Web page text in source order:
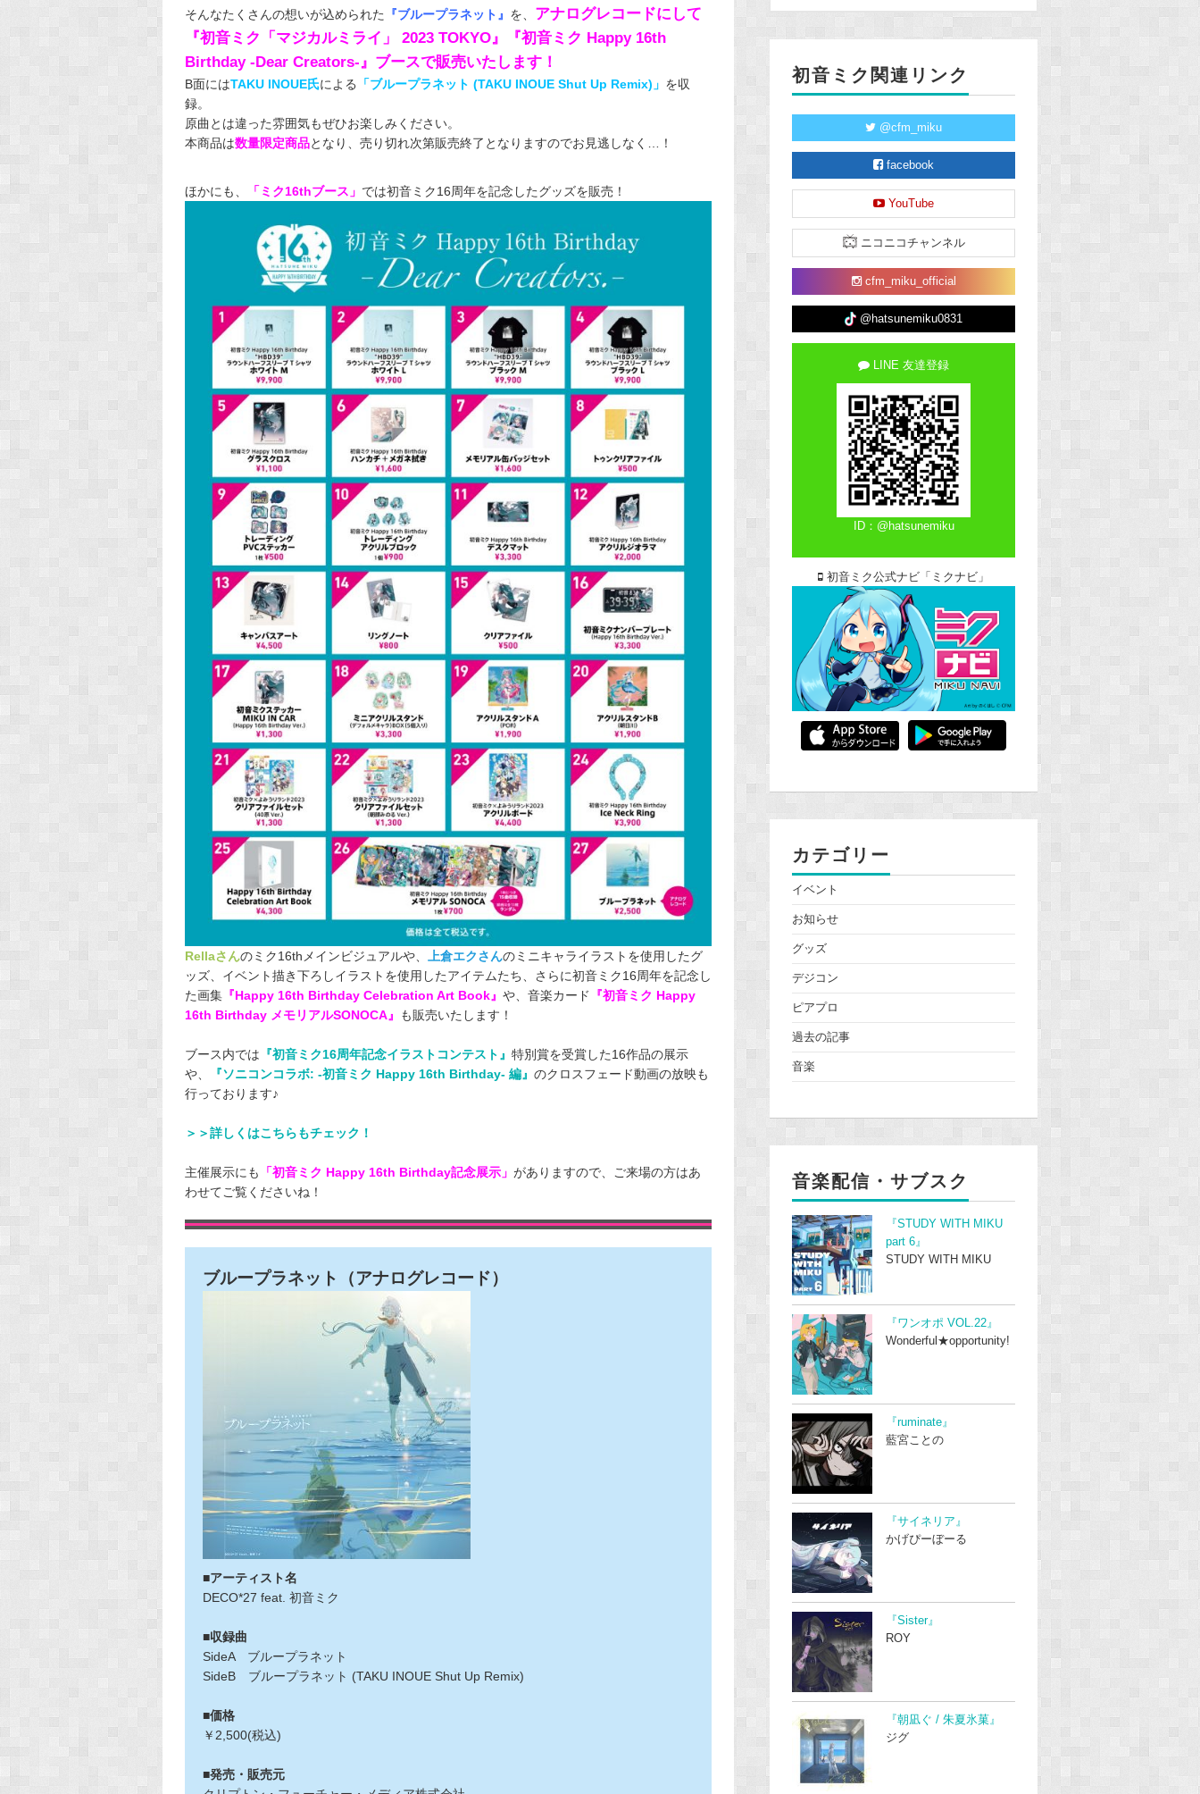
そんなたくさんの想いが込められた 『ブループラネット』 を、 アナログレコードにして
『初音ミク「マジカルミライ」 2023 TOKYO』『初音ミク Happy 16th
Birthday ‐Dear Creators‐』ブースで販売いたします！
B面にはTAKU INOUE氏による 「ブループラネット (TAKU INOUE Shut Up Remix)」 を収
録。
原曲とは違った雰囲気もぜひお楽しみください。
本商品は数量限定商品となり、売り切れ次第販売終了となりますのでお見逃しなく…！
ほかにも、 「ミク16thブース」 では初音ミク16周年を記念したグッズを販売！
Rellaさんのミク16thメインビジュアルや、 上倉エクさんのミニキャライラストを使用したグ
ッズ、イベント描き下ろしイラストを使用したアイテムたち、さらに初音ミク16周年を記念し
た画集 『Happy 16th Birthday Celebration Art Book』 や、音楽カード
『初音ミク Happy
16th Birthday メモリアルSONOCA』
も販売いたします！
ブース内では 『初音ミク16周年記念イラストコンテスト』 特別賞を受賞した16作品の展示
や、
『ソニコンコラボ: -初音ミク Happy 16th Birthday- 編』 のクロスフェード動画の放映も
行っております♪
＞＞詳しくはこちらもチェック！
主催展示にも 「初音ミク Happy 16th Birthday記念展示」 がありますので、ご来場の方はあ
わせてご覧くださいね！
ブループラネット（アナログレコード）
■アーティスト名
DECO*27 feat. 初音ミク
■収録曲
SideA ブループラネット
SideB ブループラネット (TAKU INOUE Shut Up Remix)
■価格
￥2,500(税込)
■発売・販売元
初音ミク関連リンク
@cfm_miku
facebook
YouTube
ニコニコチャンネル
cfm_miku_official
@hatsunemiku0831
LINE 友達登録
ID：@hatsunemiku
初音ミク公式ナビ「ミクナビ」
カテゴリー
イベント
お知らせ
グッズ
デジコン
ピアプロ
過去の記事
音楽
音楽配信・サブスク
『STUDY WITH MIKU
part 6』
STUDY WITH MIKU
『ワンオポ VOL.22』
Wonderful★opportunity!
『ruminate』
藍宮ことの
『サイネリア』
かげぴーぼーる
『Sister』
ROY
『朝凪ぐ / 朱夏氷菓』
ジグ